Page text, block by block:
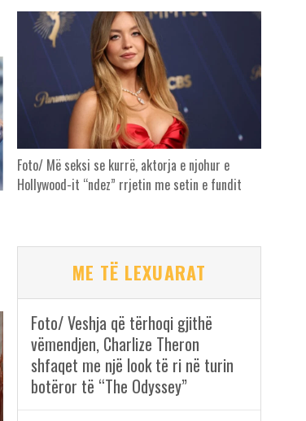
Foto/ Më seksi se kurrë, aktorja e njohur e
Hollywood-it “ndez” rrjetin me setin e fundit
ME TË LEXUARAT
Foto/ Veshja që tërhoqi gjithë
vëmendjen, Charlize Theron
shfaqet me një look të ri në turin
botëror të “The Odyssey”